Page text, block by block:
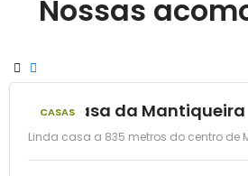
Nossas
CASAS
25 - Casa da Mantiqueira
Linda casa a 835 metros do centro de